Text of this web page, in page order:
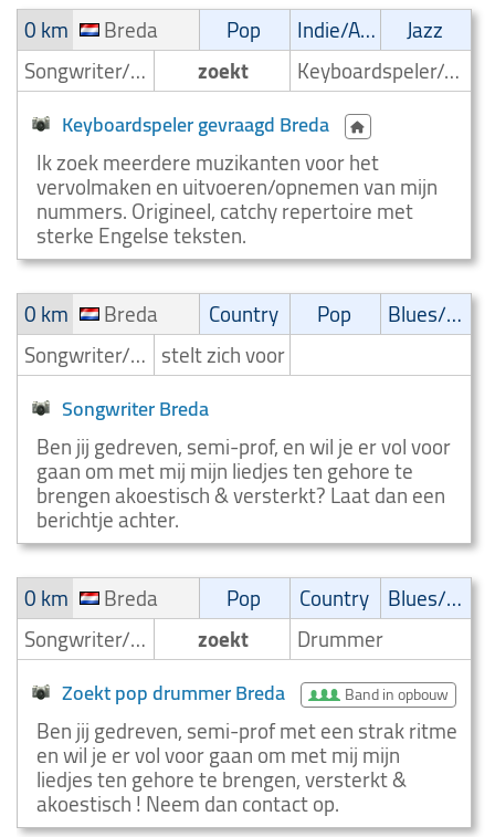
0 km
Breda Pop Indie/Alternative
Jazz
Songwriter/Componist
zoekt Keyboardspeler/Toetsenist
Keyboardspeler gevraagd Breda
Ik zoek meerdere muzikanten voor het
vervolmaken en uitvoeren/opnemen van mijn
nummers. Origineel, catchy repertoire met
sterke Engelse teksten.
0 km
Breda Country Pop
Blues/Swing
Songwriter/Componist stelt zich voor
Songwriter Breda
Ben jij gedreven, semi-prof, en wil je er vol voor
gaan om met mij mijn liedjes ten gehore te
brengen akoestisch & versterkt? Laat dan een
berichtje achter.
0 km
Breda Pop Country
Blues/Swing
Songwriter/Componist
zoekt Drummer
Zoekt pop drummer Breda Band in opbouw
Ben jij gedreven, semi-prof met een strak ritme
en wil je er vol voor gaan om met mij mijn
liedjes ten gehore te brengen, versterkt &
akoestisch ! Neem dan contact op.